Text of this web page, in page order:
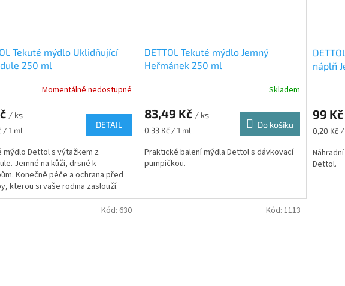
Tekuté mýdlo Uklidňující
250 ml
Momentálně nedostupné
/ ks
/ 1 ml
DETAIL
mýdlo Dettol s výtažkem z
Jemné na kůži, drsné k
Konečně péče a ochrana před
kterou si vaše rodina zaslouží.
udržovat vaše ruce...
DETTOL Tekuté mýdlo Jemný
Heřmánek 250 ml
Skladem
83,49 Kč / ks
Měrná
0,33 Kč / 1 ml
Do košíku
Praktické balení mýdla Dettol s dávkovací
pumpičkou.
náplň
99 Kč
Měrná
0,20 Kč /
Dettol.
Kód: 630 Kód: 1113